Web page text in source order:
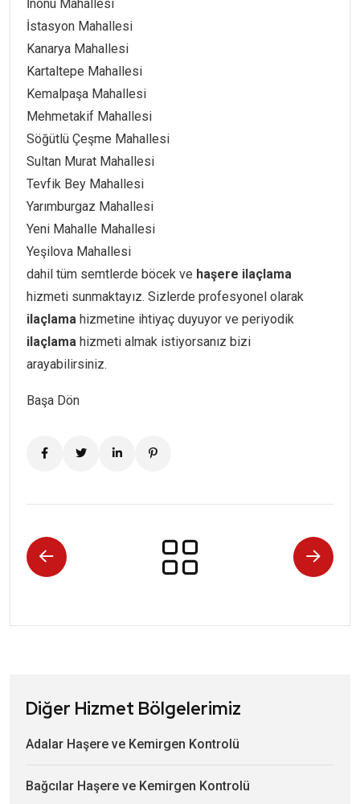
İnönü Mahallesi
İstasyon Mahallesi
Kanarya Mahallesi
Kartaltepe Mahallesi
Kemalpaşa Mahallesi
Mehmetakif Mahallesi
Söğütlü Çeşme Mahallesi
Sultan Murat Mahallesi
Tevfik Bey Mahallesi
Yarımburgaz Mahallesi
Yeni Mahalle Mahallesi
Yeşilova Mahallesi
dahil tüm semtlerde böcek ve haşere ilaçlama
hizmeti sunmaktayız. Sizlerde profesyonel olarak
ilaçlama hizmetine ihtiyaç duyuyor ve periyodik
ilaçlama hizmeti almak istiyorsanız bizi
arayabilirsiniz.
Başa Dön
Diğer Hizmet Bölgelerimiz
Adalar Haşere ve Kemirgen Kontrolü
Bağcılar Haşere ve Kemirgen Kontrolü